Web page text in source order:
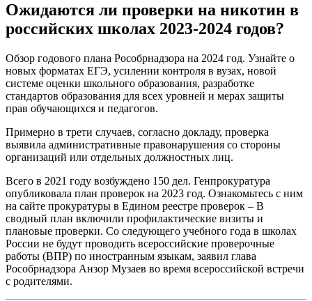
Ожидаются ли проверки на никотин в
российских школах 2023-2024 годов?
Обзор годового плана Рособрнадзора на 2024 год. Узнайте о
новых форматах ЕГЭ, усилении контроля в вузах, новой
системе оценки школьного образования, разработке
стандартов образования для всех уровней и мерах защиты
прав обучающихся и педагогов.
Примерно в трети случаев, согласно докладу, проверка
выявила административные правонарушения со стороны
организаций или отдельных должностных лиц.
Всего в 2021 году возбуждено 150 дел. Генпрокуратура
опубликовала план проверок на 2023 год. Ознакомьтесь с ним
на сайте прокуратуры в Едином реестре проверок – В
сводный план включили профилактические визиты и
плановые проверки. Со следующего учебного года в школах
России не будут проводить всероссийские проверочные
работы (ВПР) по иностранным языкам, заявил глава
Рособрнадзора Анзор Музаев во время всероссийской встречи
с родителями.